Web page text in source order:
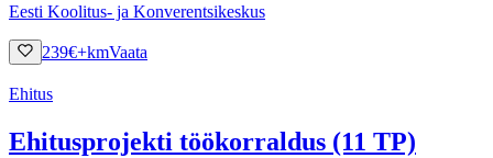
Eesti Koolitus- ja Konverentsikeskus
239€+kmVaata
Ehitus
Ehitusprojekti töökorraldus (11 TP)